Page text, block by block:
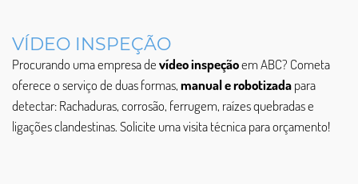
VÍDEO INSPEÇÃO
Procurando uma empresa devídeo inspeçãoem ABC? Cometa
oferece o serviço de duas formas,manual e robotizadapara
detectar: Rachaduras, corrosão, ferrugem, raízes quebradas e
ligações clandestinas. Solicite uma visita técnica para orçamento!